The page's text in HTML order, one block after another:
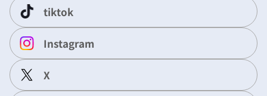
tiktok
Instagram
X